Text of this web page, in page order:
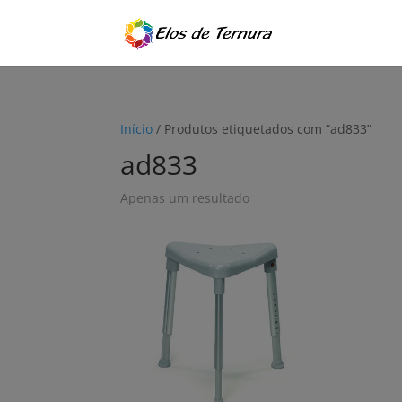
Início / Produtos etiquetados com “ad833”
ad833
Apenas um resultado